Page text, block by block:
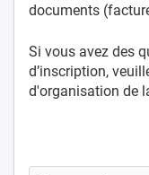
documents
Si vous avez des
d’inscription,
d'organisation de